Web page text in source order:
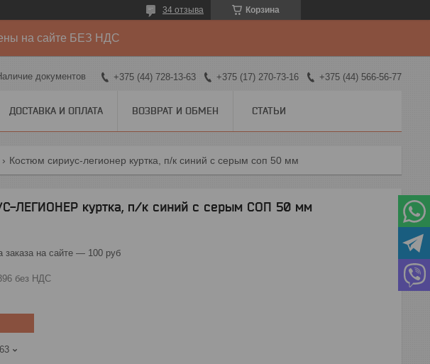
Корзина
34 отзыва
на сайте БЕЗ НДС
документов +375 (44) 728-13-63 +375 (17) 270-73-16 +375 (44) 566-56-77
ДОСТАВКА И ОПЛАТА ВОЗВРАТ И ОБМЕН СТАТЬИ
Костюм сириус-легионер куртка, п/к синий с серым соп 50 мм
ЛЕГИОНЕР куртка, п/к синий с серым СОП 50 мм
на сайте — 100 руб
без НДС